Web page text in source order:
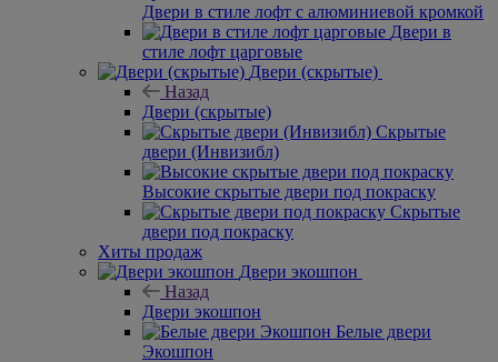
Двери в стиле лофт с алюминиевой кромкой
Двери в
стиле лофт царговые
Двери (скрытые)
Назад
Двери (скрытые)
Скрытые
двери (Инвизибл)
Высокие скрытые двери под покраску
Скрытые
двери под покраску
Хиты продаж
Двери экошпон
Назад
Двери экошпон
Белые двери
Экошпон